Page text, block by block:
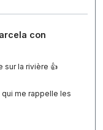
con
sur la rivière 👍
me rappelle les